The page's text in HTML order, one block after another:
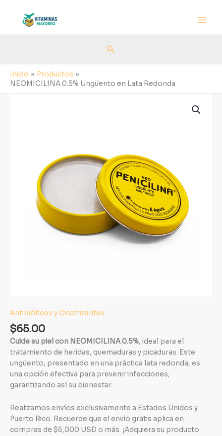
contenido
Buscar
Inicio
Productos
NEOMICILINA 0.5% Ungüento en Lata Redonda
Antibióticos y Cicatrizantes
$65.00
Cuide su piel con NEOMICILINA 0.5%, ideal para el
tratamiento de heridas, quemaduras y picaduras. Este
ungüento, presentado en una práctica lata redonda, es
una opción efectiva para prevenir infecciones,
garantizando así su bienestar.
Realizamos envíos exclusivamente a Estados Unidos y
Puerto Rico. Recuerde que el envío gratis aplica en
compras de $5,000 USD o más. ¡Adquiera su producto